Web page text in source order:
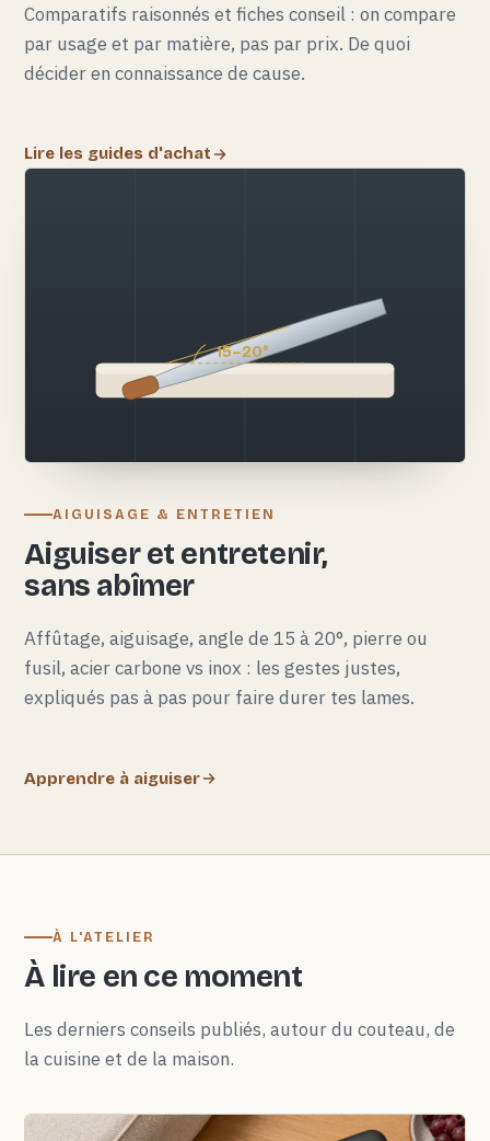
Comparatifs raisonnés et fiches conseil : on compare
par usage et par matière, pas par prix. De quoi
décider en connaissance de cause.
Lire les guides d'achat
15–20°
AIGUISAGE & ENTRETIEN
Aiguiser et entretenir,
sans abîmer
Affûtage, aiguisage, angle de 15 à 20°, pierre ou
fusil, acier carbone vs inox : les gestes justes,
expliqués pas à pas pour faire durer tes lames.
Apprendre à aiguiser
À L'ATELIER
À lire en ce moment
Les derniers conseils publiés, autour du couteau, de
la cuisine et de la maison.